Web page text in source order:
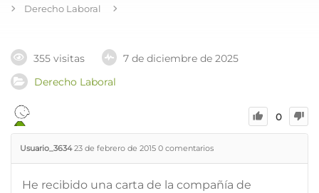
Derecho Laboral
355 visitas
7 de diciembre de 2025
Derecho Laboral
0
Usuario_3634 23 de febrero de 2015 0 comentarios
He recibido una carta de la compañía de